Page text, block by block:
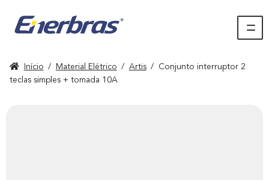
Início / Material Elétrico / Artis /
Conjunto interruptor 2
teclas simples + tomada 10A